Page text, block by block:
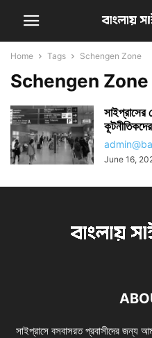
Home Tags Schengen Zone
Schengen Zone
সাইপ্রাসের
June 16,
সাইপ্রাসে বসবাসরত প্রবাসীদের জন্য